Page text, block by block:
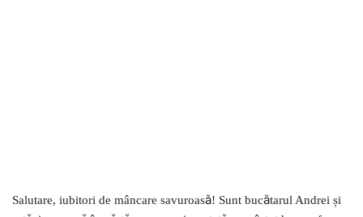
Salutare, iubitori de mâncare savuroasă! Sunt bucătarul Andrei și